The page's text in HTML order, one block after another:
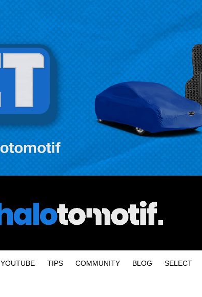
YOUTUBE TIPS COMMUNITY BLOG SELECT